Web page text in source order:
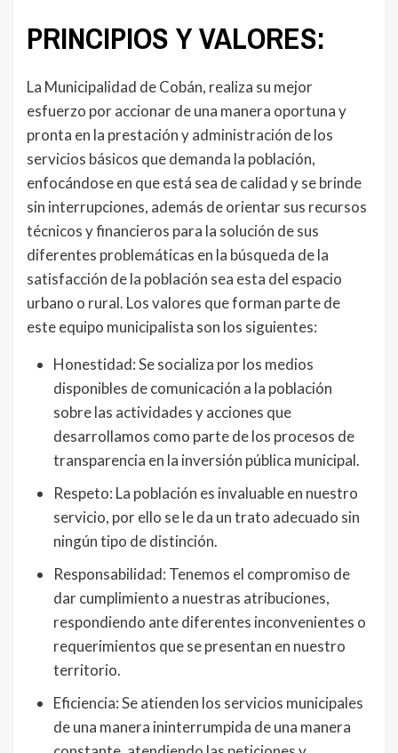
PRINCIPIOS Y VALORES:
La Municipalidad de Cobán, realiza su mejor
esfuerzo por accionar de una manera oportuna y
pronta en la prestación y administración de los
servicios básicos que demanda la población,
enfocándose en que está sea de calidad y se brinde
sin interrupciones, además de orientar sus recursos
técnicos y financieros para la solución de sus
diferentes problemáticas en la búsqueda de la
satisfacción de la población sea esta del espacio
urbano o rural. Los valores que forman parte de
este equipo municipalista son los siguientes:
Honestidad: Se socializa por los medios
disponibles de comunicación a la población
sobre las actividades y acciones que
desarrollamos como parte de los procesos de
transparencia en la inversión pública municipal.
Respeto: La población es invaluable en nuestro
servicio, por ello se le da un trato adecuado sin
ningún tipo de distinción.
Responsabilidad: Tenemos el compromiso de
dar cumplimiento a nuestras atribuciones,
respondiendo ante diferentes inconvenientes o
requerimientos que se presentan en nuestro
territorio.
Eficiencia: Se atienden los servicios municipales
de una manera ininterrumpida de una manera